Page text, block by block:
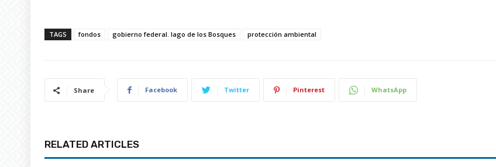
TAGS fondos gobierno federal. lago de los Bosques protección ambiental
Share Facebook Twitter Pinterest WhatsApp
RELATED ARTICLES